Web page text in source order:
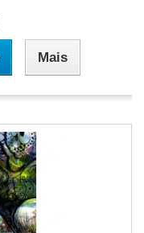
Mais